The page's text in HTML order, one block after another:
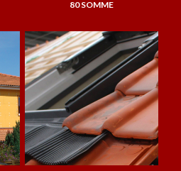
80 SOMME